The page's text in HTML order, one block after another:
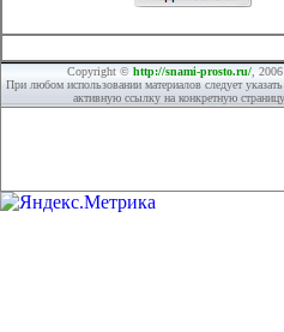
Copyright © http://snami-prosto.ru/,
При любом использовании материалов следует указать
активную ссылку на конкретную страницу